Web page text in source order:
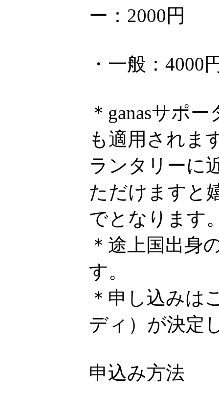
ー：2000円
・一般：4000
＊ganasサポ
も適用されま
ランタリーに
ただけますと
でとなります
＊途上国出身
す。
＊申し込みは
ディ）が決定
申込み方法